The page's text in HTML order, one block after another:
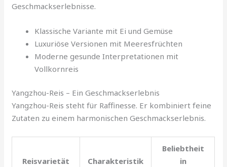
Geschmackserlebnisse.
Klassische Variante mit Ei und Gemüse
Luxuriöse Versionen mit Meeresfrüchten
Moderne gesunde Interpretationen mit
Vollkornreis
Yangzhou-Reis – Ein Geschmackserlebnis
Yangzhou-Reis steht für Raffinesse. Er kombiniert feine
Zutaten zu einem harmonischen Geschmackserlebnis.
Reisvarietät Charakteristik
Beliebtheit
in